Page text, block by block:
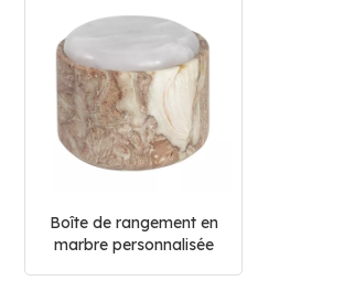
Boîte de rangement en
marbre personnalisée